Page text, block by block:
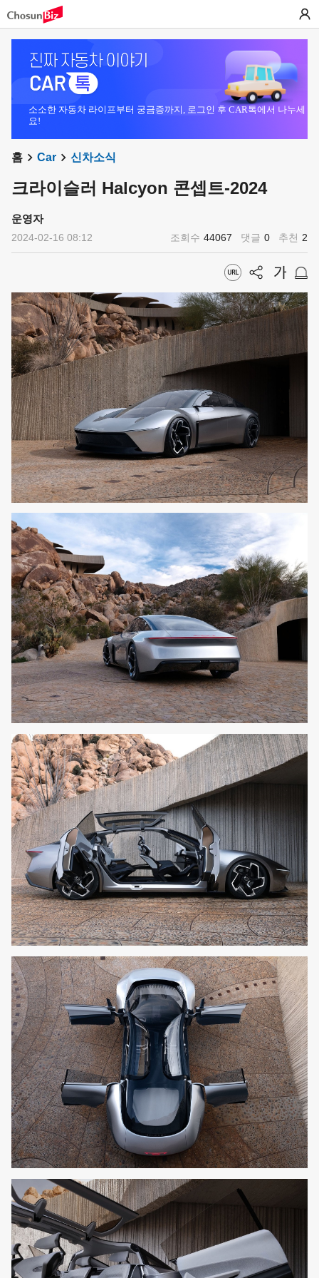
소소한 자동차 라이프부터 궁금증까지, 로그인 후 CAR톡에서 나누세
요!
홈 Car 신차소식
크라이슬러 Halcyon 콘셉트-2024
운영자
2024-02-16 08:12 조회수 44067 댓글 0 추천 2